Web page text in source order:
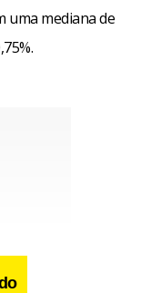
uma mediana de